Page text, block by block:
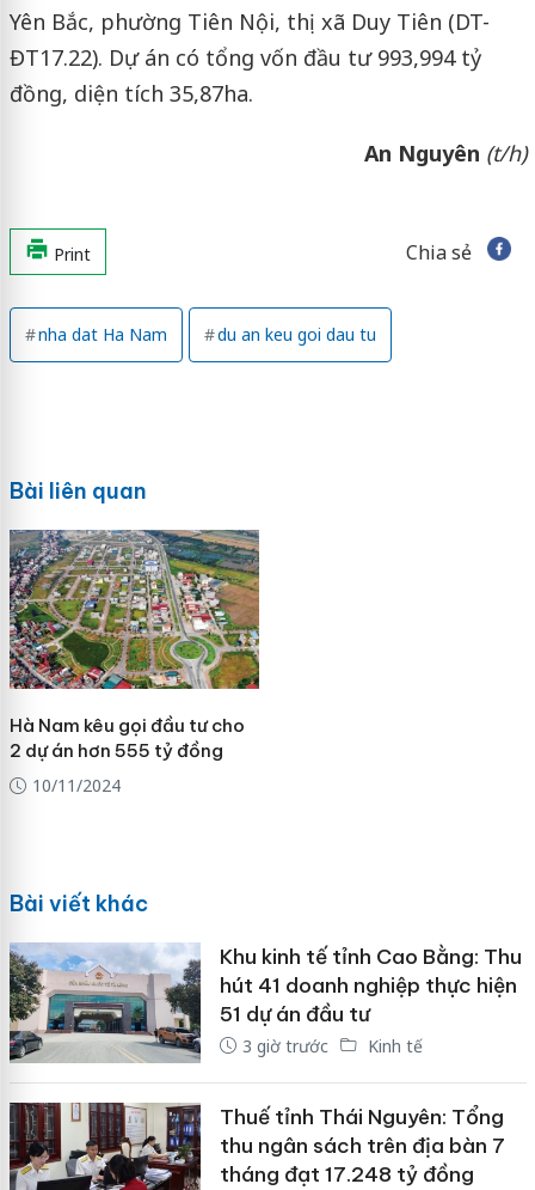
Yên Bắc, phường Tiên Nội, thị xã Duy Tiên (DT-
ĐT17.22). Dự án có tổng vốn đầu tư 993,994 tỷ
đồng, diện tích 35,87ha.
An Nguyên (t/h)
Print Chia sẻ
nha dat Ha Nam du an keu goi dau tu
Bài liên quan
Hà Nam kêu gọi đầu tư cho
2 dự án hơn 555 tỷ đồng
10/11/2024
Bài viết khác
Khu kinh tế tỉnh Cao Bằng: Thu
hút 41 doanh nghiệp thực hiện
51 dự án đầu tư
3 giờ trước Kinh tế
Thuế tỉnh Thái Nguyên: Tổng
thu ngân sách trên địa bàn 7
tháng đạt 17.248 tỷ đồng